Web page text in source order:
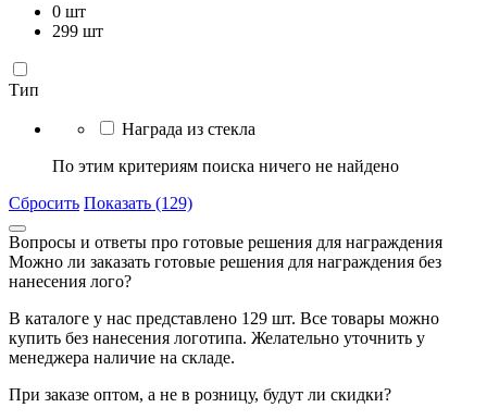
0 шт
299 шт
Тип
Награда из стекла
По этим критериям поиска ничего не найдено
Сбросить Показать (129)
Вопросы и ответы про готовые решения для награждения
Можно ли заказать готовые решения для награждения без
нанесения лого?
В каталоге у нас представлено 129 шт. Все товары можно
купить без нанесения логотипа. Желательно уточнить у
менеджера наличие на складе.
При заказе оптом, а не в розницу, будут ли скидки?